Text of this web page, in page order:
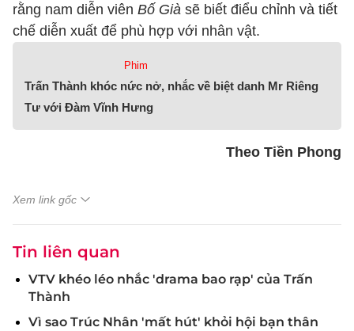
rằng nam diễn viên Bố Già sẽ biết điểu chỉnh và tiết
chế diễn xuất để phù hợp với nhân vật.
Phim
Trấn Thành khóc nức nở, nhắc về biệt danh Mr Riêng
Tư với Đàm Vĩnh Hưng
Theo Tiền Phong
Xem link gốc
Tin liên quan
VTV khéo léo nhắc 'drama bao rạp' của Trấn
Thành
Vì sao Trúc Nhân 'mất hút' khỏi hội bạn thân